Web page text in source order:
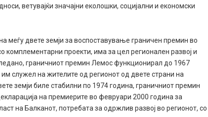
ветувајќи значајни еколошки, социјални и економски
меѓу двете земји за воспоставување граничен премин во
комплементарни проекти, има за цел регионален развој и
граничниот премин Лемос функционирал до 1967
служел на жителите од регионот од двете страни на
земји биле стабилни по 1974 година, граничниот премин
на премиерите во февруари 2000 година за
на Балканот, потребата за одржлив развој во регионот, со